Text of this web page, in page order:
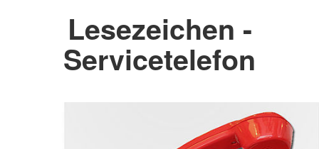
Lesezeichen -
Servicetelefon